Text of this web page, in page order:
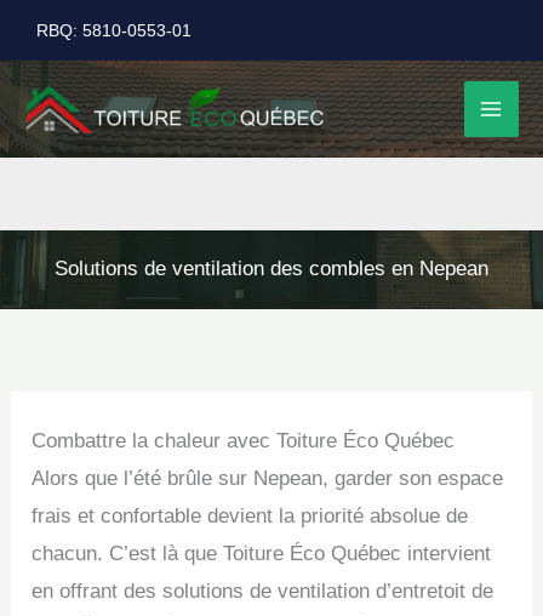
au
contenu
RBQ: 5810-0553-01
Solutions de ventilation des combles en Nepean
Combattre la chaleur avec Toiture Éco Québec
Alors que l’été brûle sur Nepean, garder son espace
frais et confortable devient la priorité absolue de
chacun. C’est là que Toiture Éco Québec intervient
en offrant des solutions de ventilation d’entretoit de